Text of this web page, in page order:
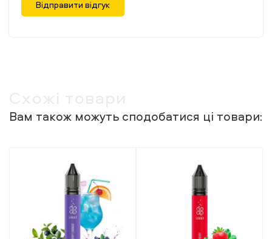
Відправити відгук
Вам також можуть сподобатися ці товари: